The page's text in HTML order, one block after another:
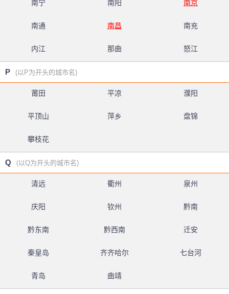
南宁 南阳 南京
南通 南昌 南充
内江 那曲 怒江
P (以P为开头的城市名)
莆田 平凉 濮阳
平顶山 萍乡 盘锦
攀枝花
Q (以Q为开头的城市名)
清远 衢州 泉州
庆阳 钦州 黔南
黔东南 黔西南 迁安
秦皇岛 齐齐哈尔 七台河
青岛 曲靖